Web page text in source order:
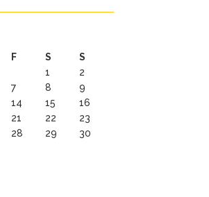
F S S
1
2
7 8
9
14 15
16
21 22
23
28 29
30